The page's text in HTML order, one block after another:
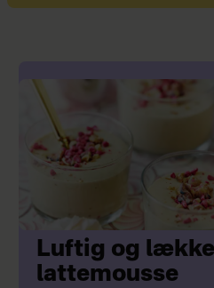
Luftig og
lattemousse